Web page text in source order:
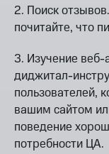
2. Поиск
почитайте, что
3. Изучение
диджитал-
пользователей,
вашим сайтом
поведение
потребности ЦА.